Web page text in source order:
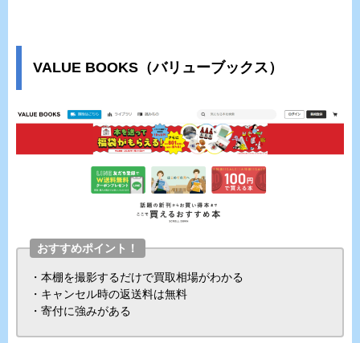
VALUE BOOKS（バリューブックス）
おすすめポイント！
・本棚を撮影するだけで買取相場がわかる
・キャンセル時の返送料は無料
・寄付に強みがある